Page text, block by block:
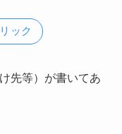
ック
先等）が書いてあ